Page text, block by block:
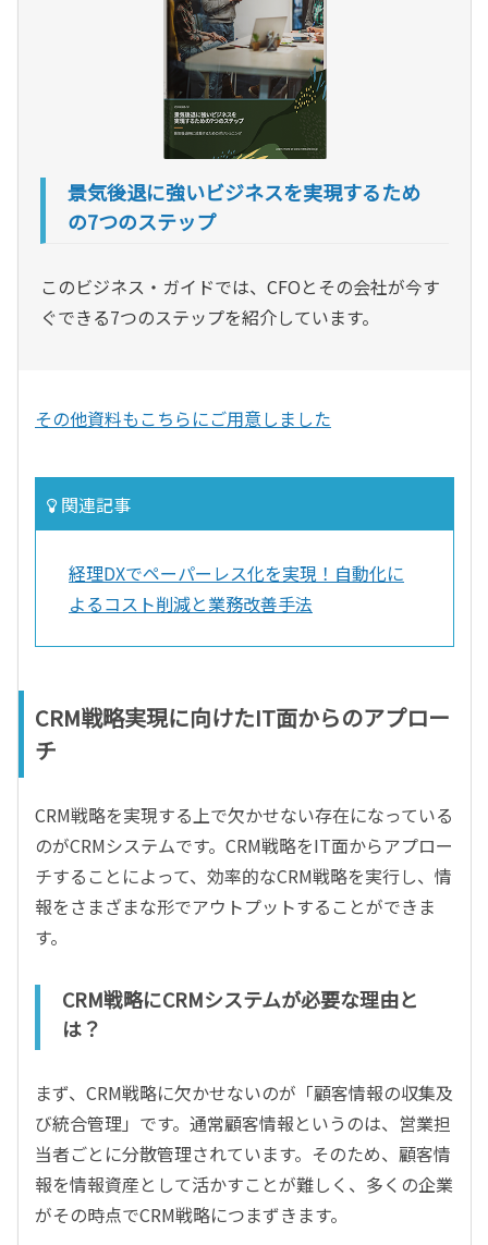
景気後退に強いビジネスを実現するため
の7つのステップ
このビジネス・ガイドでは、CFOとその会社が今す
ぐできる7つのステップを紹介しています。
その他資料もこちらにご用意しました
関連記事
経理DXでペーパーレス化を実現！自動化に
よるコスト削減と業務改善手法
CRM戦略実現に向けたIT面からのアプロー
チ
CRM戦略を実現する上で欠かせない存在になっている
のがCRMシステムです。CRM戦略をIT面からアプロー
チすることによって、効率的なCRM戦略を実行し、情
報をさまざまな形でアウトプットすることができま
す。
CRM戦略にCRMシステムが必要な理由と
は？
まず、CRM戦略に欠かせないのが「顧客情報の収集及
び統合管理」です。通常顧客情報というのは、営業担
当者ごとに分散管理されています。そのため、顧客情
報を情報資産として活かすことが難しく、多くの企業
がその時点でCRM戦略につまずきます。